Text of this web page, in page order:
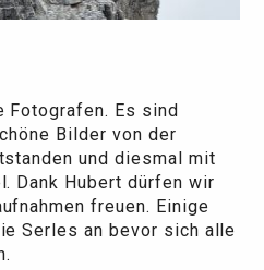
Fotografen. Es sind
Bilder von der
und diesmal mit
Dank Hubert dürfen wir
freuen. Einige
Serles an bevor sich alle